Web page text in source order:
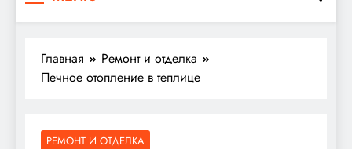
Главная
Ремонт и отделка
Печное отопление в теплице
РЕМОНТ И ОТДЕЛКА